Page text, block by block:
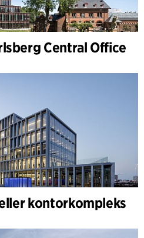
Central Office
kontorkompleks